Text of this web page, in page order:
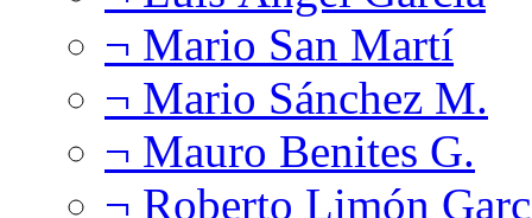
¬ Mario San Martí
¬ Mario Sánchez M.
¬ Mauro Benites G.
¬ Roberto Limón